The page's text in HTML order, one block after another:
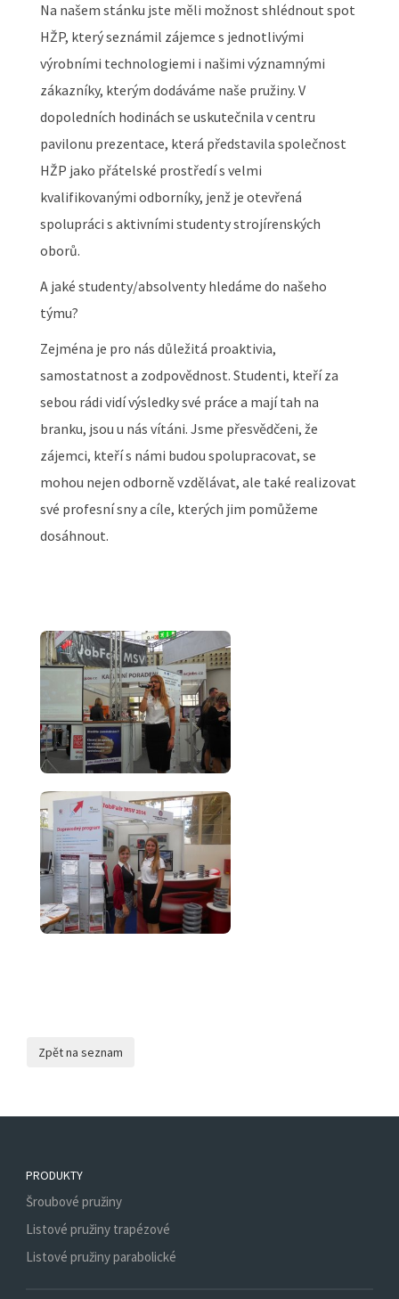
Na našem stánku jste měli možnost shlédnout spot
HŽP, který seznámil zájemce s jednotlivými
výrobními technologiemi i našimi významnými
zákazníky, kterým dodáváme naše pružiny. V
dopoledních hodinách se uskutečnila v centru
pavilonu prezentace, která představila společnost
HŽP jako přátelské prostředí s velmi
kvalifikovanými odborníky, jenž je otevřená
spolupráci s aktivními studenty strojírenských
oborů.
A jaké studenty/absolventy hledáme do našeho
týmu?
Zejména je pro nás důležitá proaktivia,
samostatnost a zodpovědnost. Studenti, kteří za
sebou rádi vidí výsledky své práce a mají tah na
branku, jsou u nás vítáni. Jsme přesvědčeni, že
zájemci, kteří s námi budou spolupracovat, se
mohou nejen odborně vzdělávat, ale také realizovat
své profesní sny a cíle, kterých jim pomůžeme
dosáhnout.
PRODUKTY
Šroubové pružiny
Listové pružiny trapézové
Listové pružiny parabolické